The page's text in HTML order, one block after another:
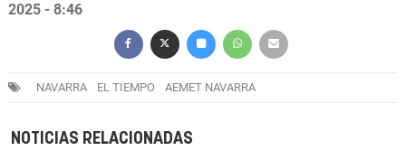
2025 - 8:46
NAVARRA EL TIEMPO AEMET NAVARRA
NOTICIAS RELACIONADAS